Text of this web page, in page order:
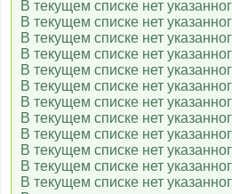
В текущем списке нет
В текущем списке нет
В текущем списке нет
В текущем списке нет
В текущем списке нет
В текущем списке нет
В текущем списке нет
В текущем списке нет
В текущем списке нет
В текущем списке нет
В текущем списке нет
В текущем списке нет